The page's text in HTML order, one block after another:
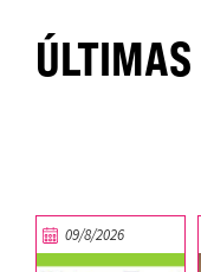
ÚLTIMAS
09/8/2026